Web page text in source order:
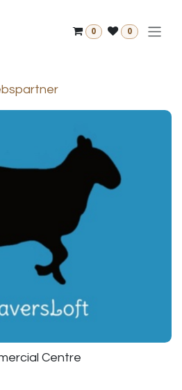
0 0
Centre